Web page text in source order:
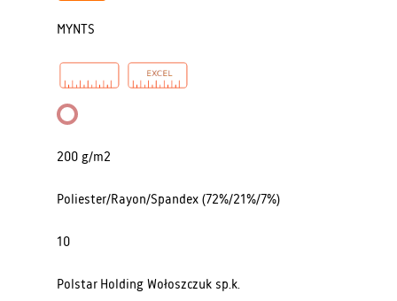
MYNTS
200 g/m2
Poliester/Rayon/Spandex (72%/21%/7%)
10
Polstar Holding Wołoszczuk sp.k.